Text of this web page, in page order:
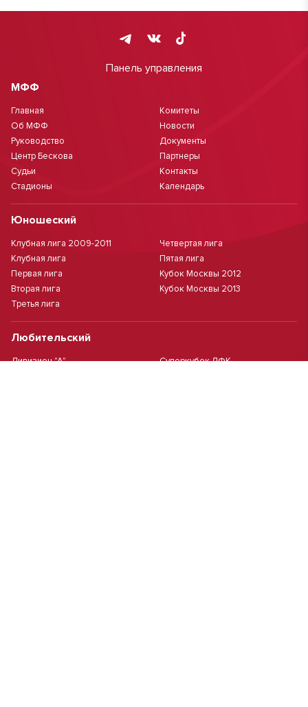
Панель управления
МФФ
Главная
Об МФФ
Руководство
Центр Бескова
Судьи
Стадионы
Комитеты
Новости
Документы
Партнеры
Контакты
Календарь
Юношеский
Клубная лига 2009-2011
Клубная лига
Первая лига
Вторая лига
Третья лига
Четвертая лига
Пятая лига
Кубок Москвы 2012
Кубок Москвы 2013
Любительский
Дивизион "А"
Суперкубок ЛФК